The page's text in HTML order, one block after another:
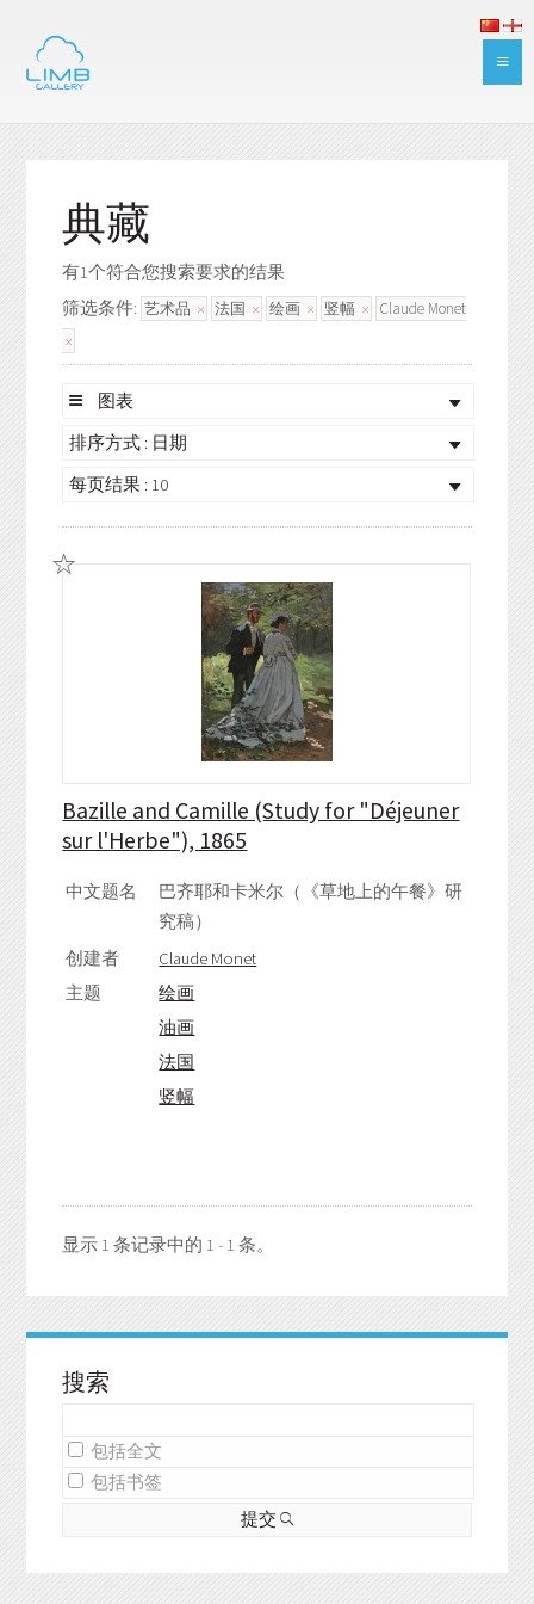
典藏
有1个符合您搜索要求的结果
筛选条件: 艺术品 法国 绘画 竖幅 Claude Monet
图表
排序方式 : 日期
每页结果 : 10
Bazille and Camille (Study for "Déjeuner
sur l'Herbe"), 1865
中文题名
巴齐耶和卡米尔（《草地上的午餐》研
究稿）
创建者
Claude Monet
主题
绘画
油画
法国
竖幅
显示 1 条记录中的 1 - 1 条。
搜索
包括全文
包括书签
提交